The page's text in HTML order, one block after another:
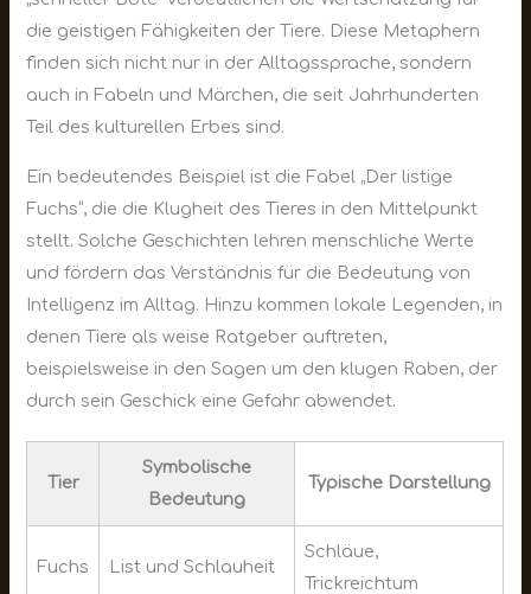
die geistigen Fähigkeiten der Tiere. Diese Metaphern
finden sich nicht nur in der Alltagssprache, sondern
auch in Fabeln und Märchen, die seit Jahrhunderten
Teil des kulturellen Erbes sind.
Ein bedeutendes Beispiel ist die Fabel „Der listige
Fuchs“, die die Klugheit des Tieres in den Mittelpunkt
stellt. Solche Geschichten lehren menschliche Werte
und fördern das Verständnis für die Bedeutung von
Intelligenz im Alltag. Hinzu kommen lokale Legenden, in
denen Tiere als weise Ratgeber auftreten,
beispielsweise in den Sagen um den klugen Raben, der
durch sein Geschick eine Gefahr abwendet.
Tier
Symbolische
Bedeutung
Typische Darstellung
Fuchs List und Schlauheit
Schläue,
Trickreichtum